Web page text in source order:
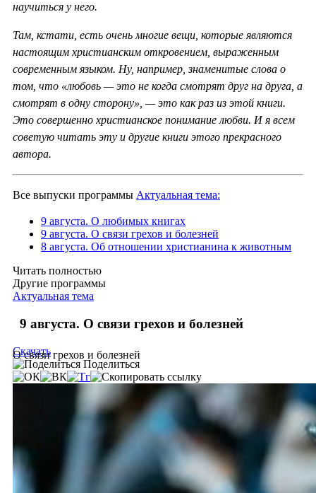
научиться у него.
Там, кстати, есть очень многие вещи, которые являются
настоящим христианским откровением, выраженным
современным языком. Ну, например, знаменитые слова о
том, что «любовь — это не когда смотрят друг на друга, а
смотрят в одну сторону», — это как раз из этой книги.
Это совершенно христианское понимание любви. И я всем
советую читать эту и другие книги этого прекрасного
автора.
Все выпуски программы Актуальная тема:
9 августа. О любимых книгах
9 августа. О связи грехов и болезней
8 августа. Об отношении христианина к животным
Читать полностью
Другие программы
Актуальная тема
9 августа. О связи грехов и болезней
О связи грехов и болезней
Скачать
Поделиться